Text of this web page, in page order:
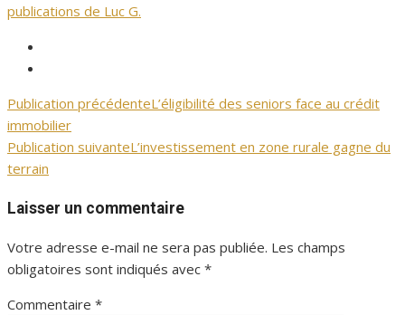
publications de Luc G.
Navigation
de
l’article
Publication précédenteL’éligibilité des seniors face au crédit
immobilier
Publication suivanteL’investissement en zone rurale gagne du
terrain
Laisser un commentaire
Votre adresse e-mail ne sera pas publiée. Les champs
obligatoires sont indiqués avec *
Commentaire *